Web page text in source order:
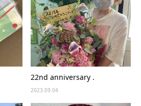
22nd anniversary .
2023.09.04